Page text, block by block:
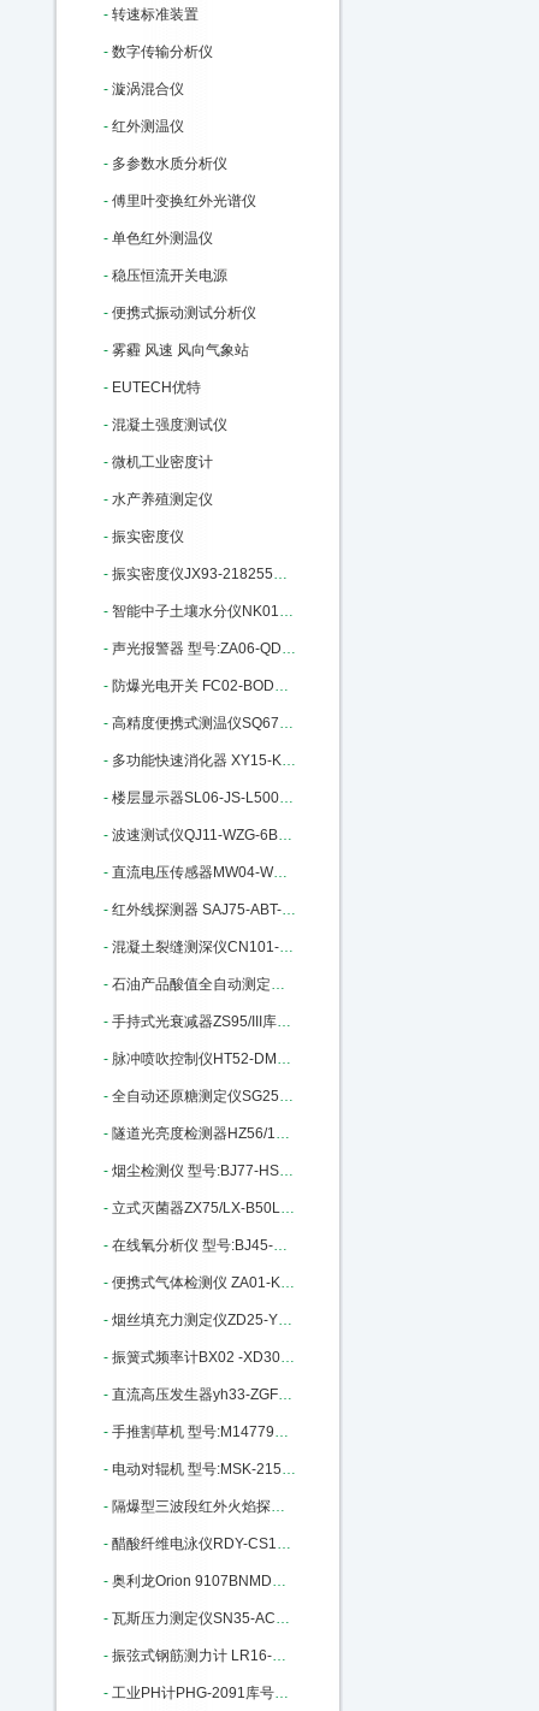
- 转速标准装置
- 数字传输分析仪
- 漩涡混合仪
- 红外测温仪
- 多参数水质分析仪
- 傅里叶变换红外光谱仪
- 单色红外测温仪
- 稳压恒流开关电源
- 便携式振动测试分析仪
- 雾霾 风速 风向气象站
- EUTECH优特
- 混凝土强度测试仪
- 微机工业密度计
- 水产养殖测定仪
- 振实密度仪
- 振实密度仪JX93-218255库号：M218255
- 智能中子土壤水分仪NK01CS830库号：M235070
- 声光报警器 型号:ZA06-QD100库号：M405860
- 防爆光电开关 FC02-BOD库号：M405850
- 高精度便携式测温仪SQ67-JM222：M22428
- 多功能快速消化器 XY15-KSXHQ库号：M207793
- 楼层显示器SL06-JS-L5000库号：M272487
- 波速测试仪QJ11-WZG-6B库号：M274310
- 直流电压传感器MW04-WBV334U01-S：M298822
- 红外线探测器 SAJ75-ABT-60库号：M313070
- 混凝土裂缝测深仪CN101-BJCS-1：M317353
- 石油产品酸值全自动测定仪M335894
- 手持式光衰减器ZS95/III库号：M346674
- 脉冲喷吹控制仪HT52-DMK-4CSA-20：M395830
- 全自动还原糖测定仪SG25-SGD-4-D：M396884
- 隧道光亮度检测器HZ56/151106A：M400227
- 烟尘检测仪 型号:BJ77-HS-230库号：M404507
- 立式灭菌器ZX75/LX-B50L 库号：M404842
- 在线氧分析仪 型号:BJ45-CW-2000：M405840
- 便携式气体检测仪 ZA01-KP668库号：M11595
- 烟丝填充力测定仪ZD25-YDZ430A库号：M13195
- 振簧式频率计BX02 -XD302库号：M129313
- 直流高压发生器yh33-ZGF60/2库号：M132095
- 手推割草机 型号:M147798库号：M147798
- 电动对辊机 型号:MSK-2150库号：M251248
- 隔爆型三波段红外火焰探测器：M295402
- 醋酸纤维电泳仪RDY-CS1库号：M298108
- 奥利龙Orion 9107BNMD库号：M298905
- 瓦斯压力测定仪SN35-ACW-1库号：M333910
- 振弦式钢筋测力计 LR16-GXR-1010：M346577
- 工业PH计PHG-2091库号：M355051